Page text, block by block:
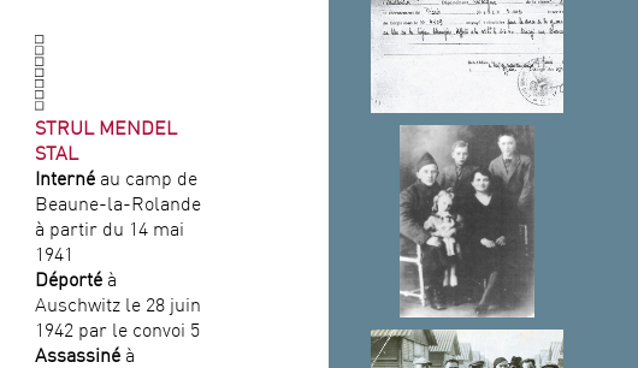
STRUL MENDEL
STAL
Internéau camp de
Beaune-la-Rolande
à partir du 14 mai
1941
Déportéà
Auschwitz le 28 juin
1942 par le convoi 5
Assassinéà